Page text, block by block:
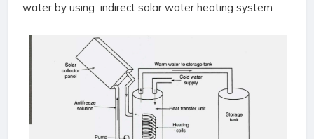
water by using indirect solar water heating system